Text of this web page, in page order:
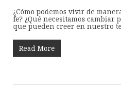
¿Cómo podemos vivir de
fe? ¿Qué necesitamos cambiar
que pueden creer en nuestro
Read More